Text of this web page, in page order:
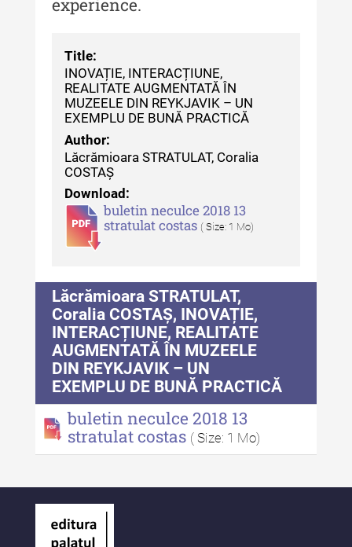
Moldovei - XXII / 2022
Anuarul Muzeului Etnografic al
Moldovei - XXI / 2021
Anuarul Muzeului Etnografic al
Moldovei - XX / 2020
Indexul Complet
Buletinul Muzeului Științei și
Tehnicii ”Ștefan Procopiu”
Buletinul Muzeului Științei și
Tehnicii ”Ștefan Procopiu” - An
Buletinul Muzeului Științei și
Tehnicii ”Ștefan Procopiu” - An
XIV / Nr. 14 / 2020
Buletinul Muzeului Științei și
Tehnicii ”Ștefan Procopiu” - An
XII / Nr. 13 / 2019
Indexul Complet
Buletinul Centrului de Cercetare și
Conservare-Restaurare a
Patrimoniului
experience.
Title:
INOVAȚIE, INTERACȚIUNE,
REALITATE AUGMENTATĂ ÎN
MUZEELE DIN REYKJAVIK – UN
EXEMPLU DE BUNĂ PRACTICĂ
Author:
Lăcrămioara STRATULAT, Coralia
COSTAȘ
Download:
buletin neculce 2018 13
stratulat costas ( Size: 1 Mo)
Lăcrămioara STRATULAT,
Coralia COSTAȘ, INOVAȚIE,
INTERACȚIUNE, REALITATE
AUGMENTATĂ ÎN MUZEELE
DIN REYKJAVIK – UN
EXEMPLU DE BUNĂ PRACTICĂ
buletin neculce 2018 13
stratulat costas ( Size: 1 Mo)